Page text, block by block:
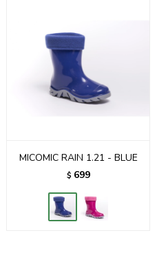
MICOMIC RAIN 1.21 - BLUE
$ 699